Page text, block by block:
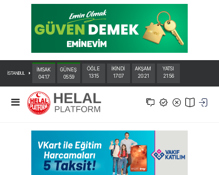
İSTANBUL
İMSAK
04:17
GÜNEŞ
05:59
ÖĞLE
13:15
İKİNDİ
17:07
AKŞAM
20:21
YATSI
21:56